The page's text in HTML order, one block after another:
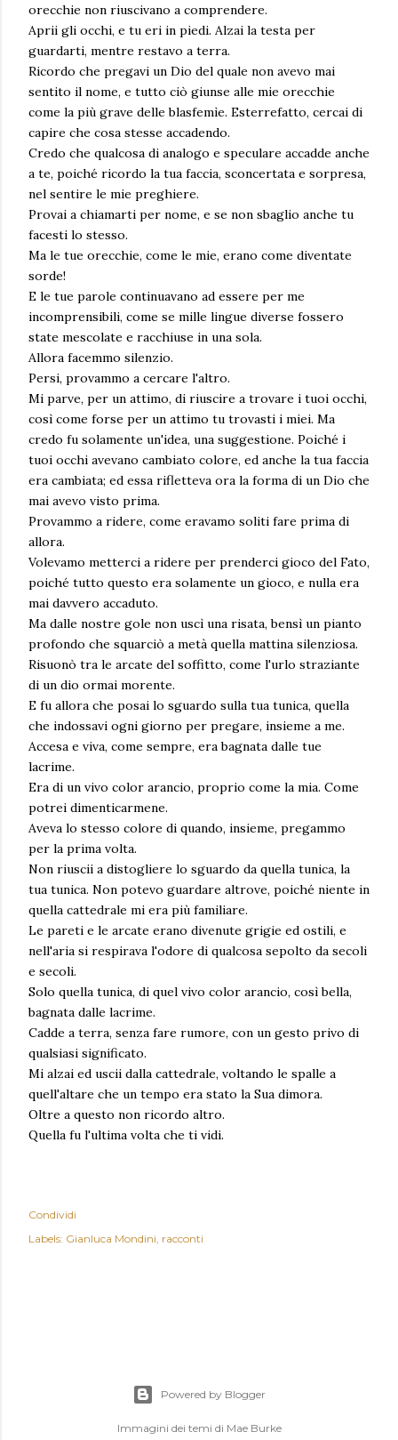
orecchie non riuscivano a comprendere.
Aprii gli occhi, e tu eri in piedi. Alzai la testa per
guardarti, mentre restavo a terra.
Ricordo che pregavi un Dio del quale non avevo mai
sentito il nome, e tutto ciò giunse alle mie orecchie
come la più grave delle blasfemìe. Esterrefatto, cercai di
capire che cosa stesse accadendo.
Credo che qualcosa di analogo e speculare accadde anche
a te, poiché ricordo la tua faccia, sconcertata e sorpresa,
nel sentire le mie preghiere.
Provai a chiamarti per nome, e se non sbaglio anche tu
facesti lo stesso.
Ma le tue orecchie, come le mie, erano come diventate
sorde!
E le tue parole continuavano ad essere per me
incomprensibili, come se mille lingue diverse fossero
state mescolate e racchiuse in una sola.
Allora facemmo silenzio.
Persi, provammo a cercare l'altro.
Mi parve, per un attimo, di riuscire a trovare i tuoi occhi,
così come forse per un attimo tu trovasti i miei. Ma
credo fu solamente un'idea, una suggestione. Poiché i
tuoi occhi avevano cambiato colore, ed anche la tua faccia
era cambiata; ed essa rifletteva ora la forma di un Dio che
mai avevo visto prima.
Provammo a ridere, come eravamo soliti fare prima di
allora.
Volevamo metterci a ridere per prenderci gioco del Fato,
poiché tutto questo era solamente un gioco, e nulla era
mai davvero accaduto.
Ma dalle nostre gole non uscì una risata, bensì un pianto
profondo che squarciò a metà quella mattina silenziosa.
Risuonò tra le arcate del soffitto, come l'urlo straziante
di un dio ormai morente.
E fu allora che posai lo sguardo sulla tua tunica, quella
che indossavi ogni giorno per pregare, insieme a me.
Accesa e viva, come sempre, era bagnata dalle tue
lacrime.
Era di un vivo color arancio, proprio come la mia. Come
potrei dimenticarmene.
Aveva lo stesso colore di quando, insieme, pregammo
per la prima volta.
Non riuscii a distogliere lo sguardo da quella tunica, la
tua tunica. Non potevo guardare altrove, poiché niente in
quella cattedrale mi era più familiare.
Le pareti e le arcate erano divenute grigie ed ostili, e
nell'aria si respirava l'odore di qualcosa sepolto da secoli
e secoli.
Solo quella tunica, di quel vivo color arancio, così bella,
bagnata dalle lacrime.
Cadde a terra, senza fare rumore, con un gesto privo di
qualsiasi significato.
Mi alzai ed uscii dalla cattedrale, voltando le spalle a
quell'altare che un tempo era stato la Sua dimora.
Oltre a questo non ricordo altro.
Quella fu l'ultima volta che ti vidi.
Condividi
Labels: Gianluca Mondini racconti
Powered by Blogger
Immagini dei temi di Mae Burke